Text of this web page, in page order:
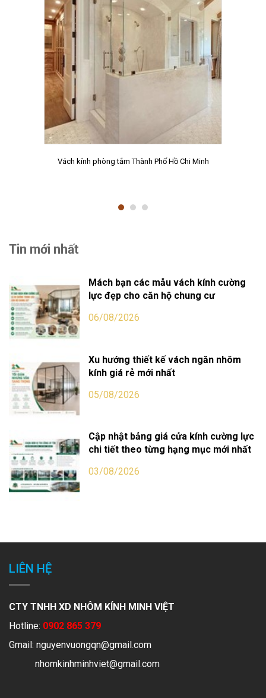
Vách kính phòng tắm Thành Phố Hồ Chi Minh
Tin mới nhất
Mách bạn các mẫu vách kính cường
lực đẹp cho căn hộ chung cư
06/08/2026
Xu hướng thiết kế vách ngăn nhôm
kính giá rẻ mới nhất
05/08/2026
Cập nhật bảng giá cửa kính cường lực
chi tiết theo từng hạng mục mới nhất
03/08/2026
LIÊN HỆ
CTY TNHH XD NHÔM KÍNH MINH VIỆT
Hotline: 0902 865 379
Gmail: nguyenvuongqn@gmail.com
nhomkinhminhviet@gmail.com